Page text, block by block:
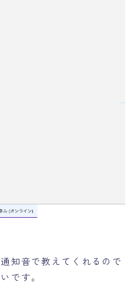
知音で教えてくれるので
です。